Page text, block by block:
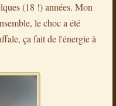
(18 !) années. Mon
le choc a été
ça fait de l'énergie à